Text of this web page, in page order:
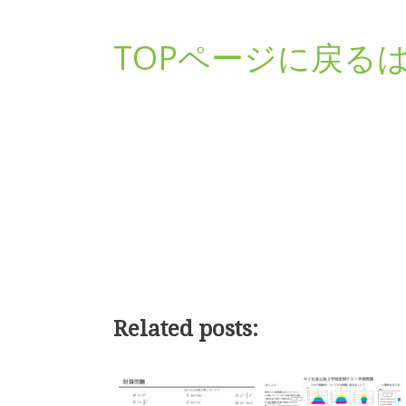
TOPページに戻る
Related posts: